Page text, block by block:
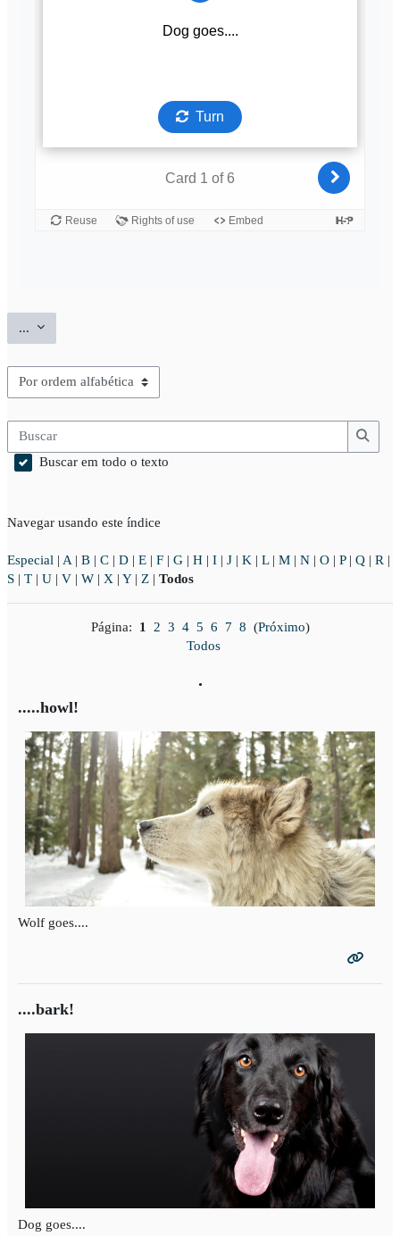
... Exportar itens
Navegar usando este índice
Buscar
Buscar
Buscar em todo o texto
Navegar usando este índice
Especial | A | B | C | D | E | F | G | H | I | J | K | L| M | N | O | P| Q | R |
S | T | U | V | W | X | Y| Z | Todos
Página: 1 2 3 4 5 6 7 8 (Próximo)
Todos
.
.....howl!
Wolf goes....
....bark!
Dog goes....